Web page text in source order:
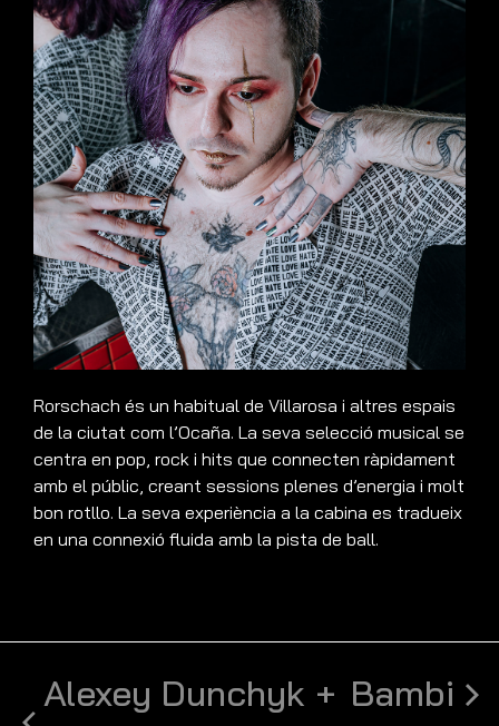
Rorschach és un habitual de Villarosa i altres espais
de la ciutat com l’Ocaña. La seva selecció musical se
centra en pop, rock i hits que connecten ràpidament
amb el públic, creant sessions plenes d’energia i molt
bon rotllo. La seva experiència a la cabina es tradueix
en una connexió fluida amb la pista de ball.
Alexey Dunchyk + Bambi